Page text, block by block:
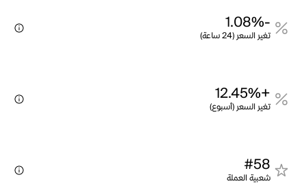
-1.08%
تغير السعر (24 ساعة)
+12.45%
تغير السعر (أسبوع)
#58
شعبية العملة